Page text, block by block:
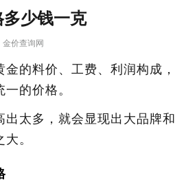
少钱一克
价查询网
的料价、工费、利润构成，
的价格。
出太多，就会显现出大品牌和
。